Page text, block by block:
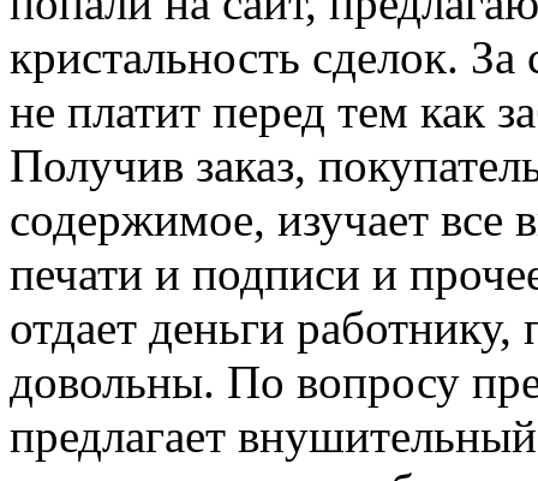
кристальность сделок.
не платит перед тем как
Получив заказ,
содержимое, изучает все
печати и подписи и
отдает деньги
довольны. По вопросу
предлагает